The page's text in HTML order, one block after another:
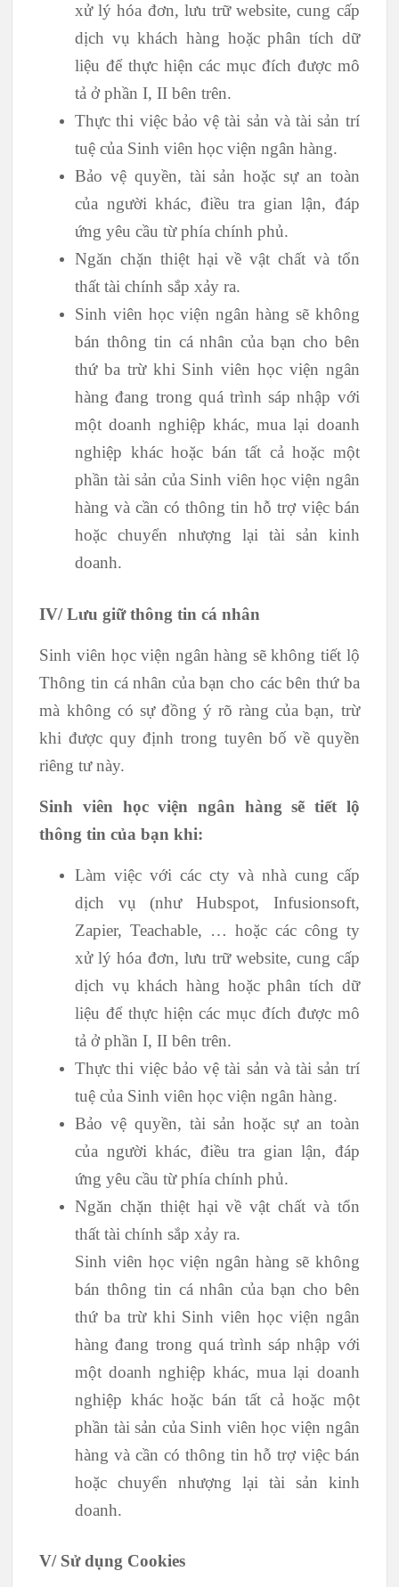
xử lý hóa đơn, lưu trữ website, cung cấp
dịch vụ khách hàng hoặc phân tích dữ
liệu để thực hiện các mục đích được mô
tả ở phần I, II bên trên.
Thực thi việc bảo vệ tài sản và tài sản trí
tuệ của Sinh viên học viện ngân hàng.
Bảo vệ quyền, tài sản hoặc sự an toàn
của người khác, điều tra gian lận, đáp
ứng yêu cầu từ phía chính phủ.
Ngăn chặn thiệt hại về vật chất và tổn
thất tài chính sắp xảy ra.
Sinh viên học viện ngân hàng sẽ không
bán thông tin cá nhân của bạn cho bên
thứ ba trừ khi Sinh viên học viện ngân
hàng đang trong quá trình sáp nhập với
một doanh nghiệp khác, mua lại doanh
nghiệp khác hoặc bán tất cả hoặc một
phần tài sản của Sinh viên học viện ngân
hàng và cần có thông tin hỗ trợ việc bán
hoặc chuyển nhượng lại tài sản kinh
doanh.
IV/ Lưu giữ thông tin cá nhân
Sinh viên học viện ngân hàng sẽ không tiết lộ
Thông tin cá nhân của bạn cho các bên thứ ba
mà không có sự đồng ý rõ ràng của bạn, trừ
khi được quy định trong tuyên bố về quyền
riêng tư này.
Sinh viên học viện ngân hàng sẽ tiết lộ
thông tin của bạn khi:
Làm việc với các cty và nhà cung cấp
dịch vụ (như Hubspot, Infusionsoft,
Zapier, Teachable, … hoặc các công ty
xử lý hóa đơn, lưu trữ website, cung cấp
dịch vụ khách hàng hoặc phân tích dữ
liệu để thực hiện các mục đích được mô
tả ở phần I, II bên trên.
Thực thi việc bảo vệ tài sản và tài sản trí
tuệ của Sinh viên học viện ngân hàng.
Bảo vệ quyền, tài sản hoặc sự an toàn
của người khác, điều tra gian lận, đáp
ứng yêu cầu từ phía chính phủ.
Ngăn chặn thiệt hại về vật chất và tổn
thất tài chính sắp xảy ra.
Sinh viên học viện ngân hàng sẽ không
bán thông tin cá nhân của bạn cho bên
thứ ba trừ khi Sinh viên học viện ngân
hàng đang trong quá trình sáp nhập với
một doanh nghiệp khác, mua lại doanh
nghiệp khác hoặc bán tất cả hoặc một
phần tài sản của Sinh viên học viện ngân
hàng và cần có thông tin hỗ trợ việc bán
hoặc chuyển nhượng lại tài sản kinh
doanh.
V/ Sử dụng Cookies